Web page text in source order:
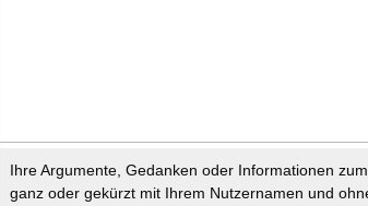
Ihre Argumente, Gedanken oder Informationen
ganz oder gekürzt mit Ihrem Nutzernamen und